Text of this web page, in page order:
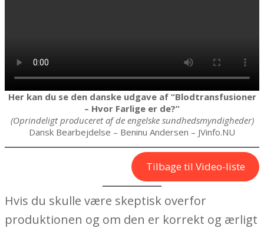
Her kan du se den danske udgave af “Blodtransfusioner
– Hvor Farlige er de?”
(Oprindeligt produceret af de engelske sundhedsmyndigheder)
Dansk Bearbejdelse – Beninu Andersen – JVinfo.NU
Tilbage til Video-liste
Hvis du skulle være skeptisk overfor
produktionen og om den er korrekt og ærligt